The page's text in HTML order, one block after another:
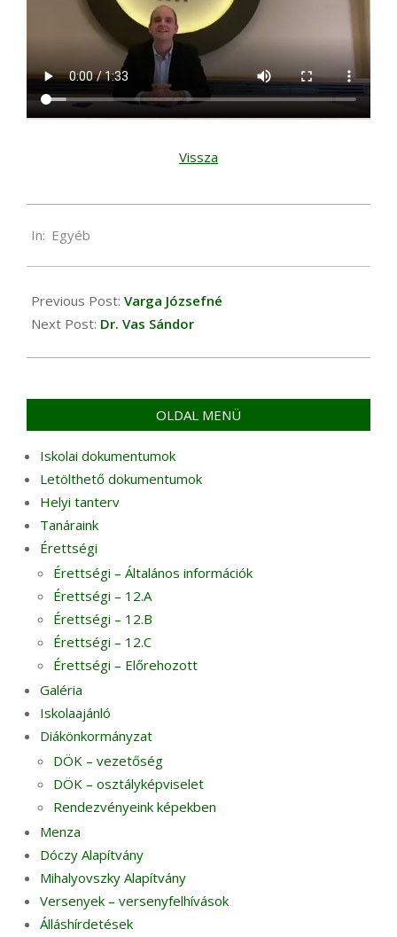
Vissza
11-
27
In: Egyéb
Previous Post: Varga Józsefné
Next Post: Dr. Vas Sándor
OLDAL MENÜ
Iskolai dokumentumok
Letölthető dokumentumok
Helyi tanterv
Tanáraink
Érettségi
Érettségi – Általános információk
Érettségi – 12.A
Érettségi – 12.B
Érettségi – 12.C
Érettségi – Előrehozott
Galéria
Iskolaajánló
Diákönkormányzat
DÖK – vezetőség
DÖK – osztályképviselet
Rendezvényeink képekben
Menza
Dóczy Alapítvány
Mihalyovszky Alapítvány
Versenyek – versenyfelhívások
Álláshírdetések